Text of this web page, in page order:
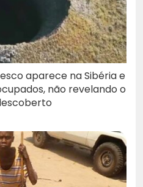
aparece na Sibéria e
não revelando o